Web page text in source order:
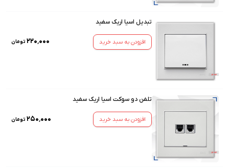
تبدیل اسیا اریک سفید
افزودن به سبد خرید ۲۲۰٬۰۰۰ تومان
تلفن دو سوکت اسیا اریک سفید
افزودن به سبد خرید ۲۵۰٬۰۰۰ تومان